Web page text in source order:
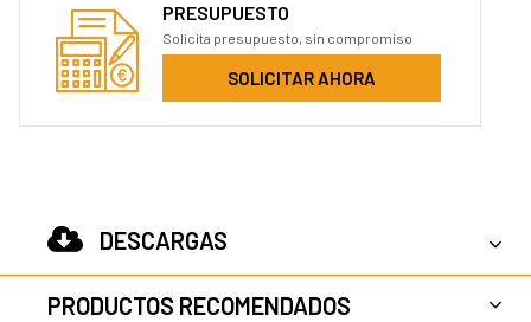
PRESUPUESTO
Solicita presupuesto, sin compromiso
SOLICITAR AHORA
DESCARGAS
PRODUCTOS RECOMENDADOS